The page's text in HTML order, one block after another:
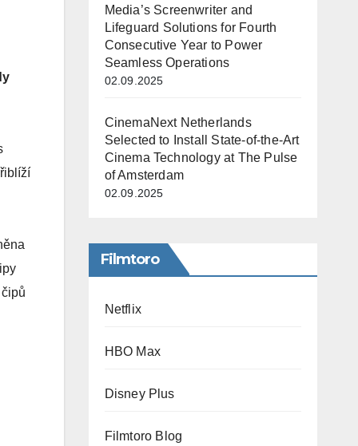
Media’s Screenwriter and
Lifeguard Solutions for Fourth
Consecutive Year to Power
Seamless Operations
02.09.2025
CinemaNext Netherlands
Selected to Install State-of-the-Art
Cinema Technology at The Pulse
of Amsterdam
02.09.2025
Filmtoro
Netflix
HBO Max
Disney Plus
Filmtoro Blog